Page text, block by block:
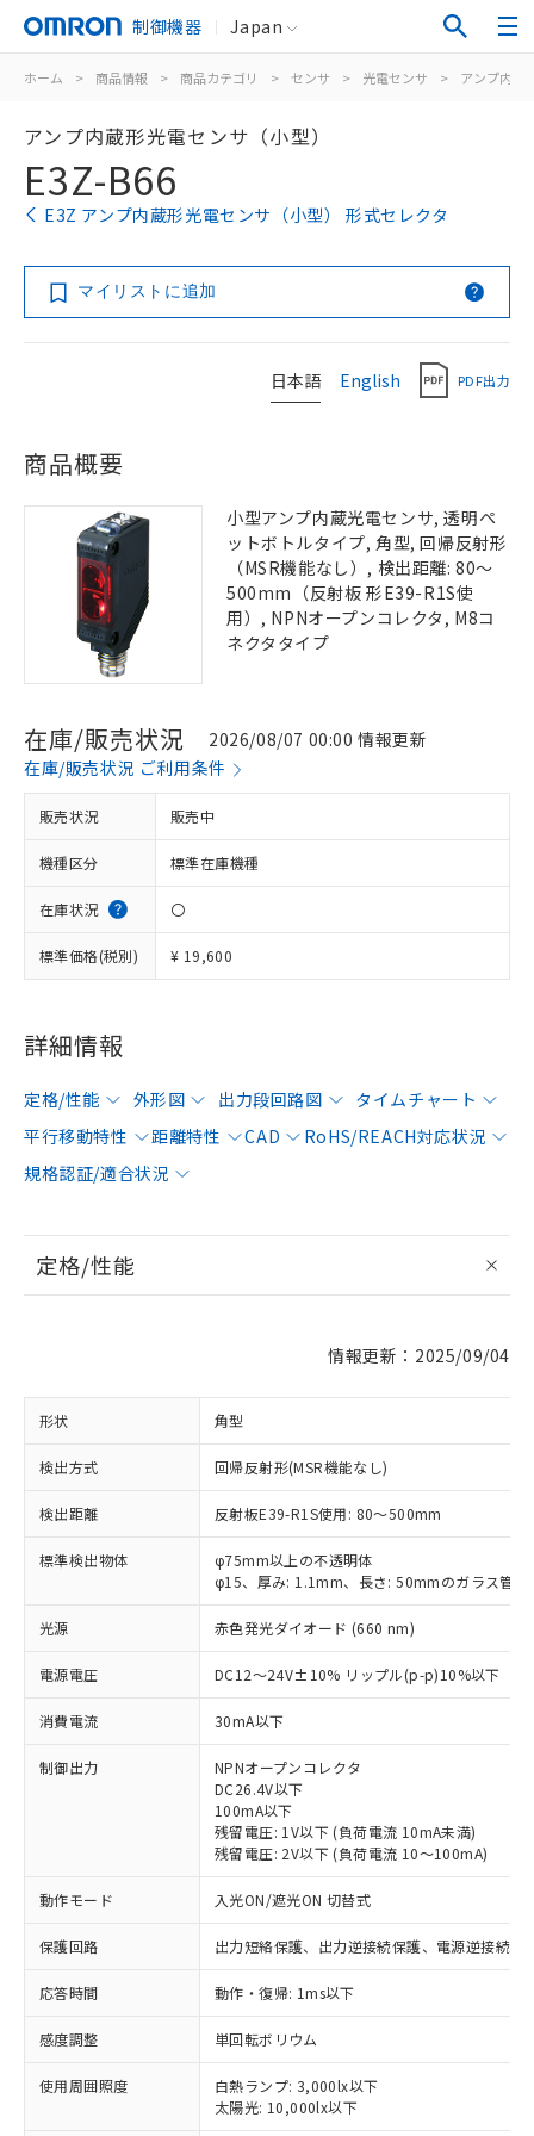
制御機器 Japan
ホーム > 商品情報 > 商品カテゴリ > センサ > 光電センサ > アンプ内蔵
アンプ内蔵形光電センサ（小型）
E3Z-B66
E3Z アンプ内蔵形光電センサ（小型） 形式セレクタ
マイリストに追加
日本語 English PDF出力
商品概要
小型アンプ内蔵光電センサ, 透明ペ
ットボトルタイプ, 角型, 回帰反射形
（MSR機能なし）, 検出距離: 80～
500mm（反射板 形E39-R1S使
用）, NPNオープンコレクタ, M8コ
ネクタタイプ
在庫/販売状況
2026/08/07 00:00 情報更新
在庫/販売状況 ご利用条件
販売状況 販売中
機種区分 標準在庫機種
在庫状況 〇
標準価格(税別) ¥ 19,600
詳細情報
定格/性能 外形図 出力段回路図
タイムチャート
平行移動特性
距離特性 CAD
RoHS/REACH対応状況
規格認証/適合状況
定格/性能
情報更新：2025/09/04
形状 角型
検出方式 回帰反射形(MSR機能なし)
検出距離 反射板E39-R1S使用: 80～500mm
標準検出物体
φ75mm以上の不透明体
φ15、厚み: 1.1mm、長さ: 50mmのガラス管 (
光源 赤色発光ダイオード (660 nm)
電源電圧 DC12～24V±10% リップル(p-p)10%以下
消費電流 30mA以下
制御出力
NPNオープンコレクタ
DC26.4V以下
100mA以下
残留電圧: 1V以下 (負荷電流 10mA未満)
残留電圧: 2V以下 (負荷電流 10～100mA)
動作モード 入光ON/遮光ON 切替式
保護回路 出力短絡保護、出力逆接続保護、電源逆接続保
応答時間 動作・復帰: 1ms以下
感度調整 単回転ボリウム
使用周囲照度
白熱ランプ: 3,000lx以下
太陽光: 10,000lx以下
※1 対応状況
対応済み：EU RoHS指令（10物質）の
非含有に対応した製品が提供可能な商品で